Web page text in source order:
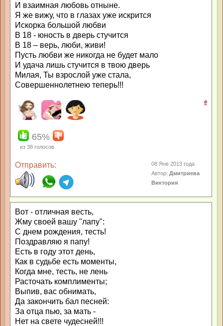
И взаимная любовь отныне.
Я же вижу, что в глазах уже искрится
Искорка большой любви
В 18 - юность в дверь стучится
В 18 – верь, люби, живи!
Пусть любви же никогда не будет мало
И удача лишь стучится в твою дверь
Милая, Ты взрослой уже стала,
Совершеннолетнею теперь!!!
#
65%
из 38 голосов
Отправить:
08 Янв 2013 года
Автор:Дмитриева
Виктория
Вот - отличная весть,
Жму своей вашу "лапу":
С днем рождения, тесть!
Поздравляю я папу!
Есть в году этот день,
Как в судьбе есть моменты,
Когда мне, тесть, не лень
Расточать комплименты;
Выпив, вас обнимать,
Да закончить бал песней:
За отца пью, за мать -
Нет на свете чудесней!!!